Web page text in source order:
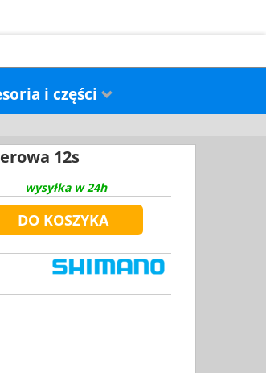
i części
12s
wysyłka w 24h